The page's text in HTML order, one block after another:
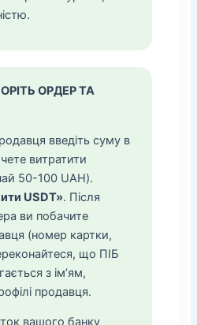
ОРДЕР ТА
введіть суму в
витратити
50-100 UAH).
USDT». Після
ви побачите
(номер картки,
що ПІБ
з ім’ям,
продавця.
вашого банку